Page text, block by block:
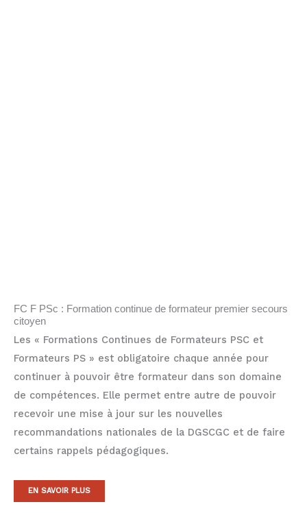
FC F PSc : Formation continue de formateur premier secours
citoyen
Les « Formations Continues de Formateurs PSC et
Formateurs PS » est obligatoire chaque année pour
continuer à pouvoir être formateur dans son domaine
de compétences. Elle permet entre autre de pouvoir
recevoir une mise à jour sur les nouvelles
recommandations nationales de la DGSCGC et de faire
certains rappels pédagogiques.
EN SAVOIR PLUS